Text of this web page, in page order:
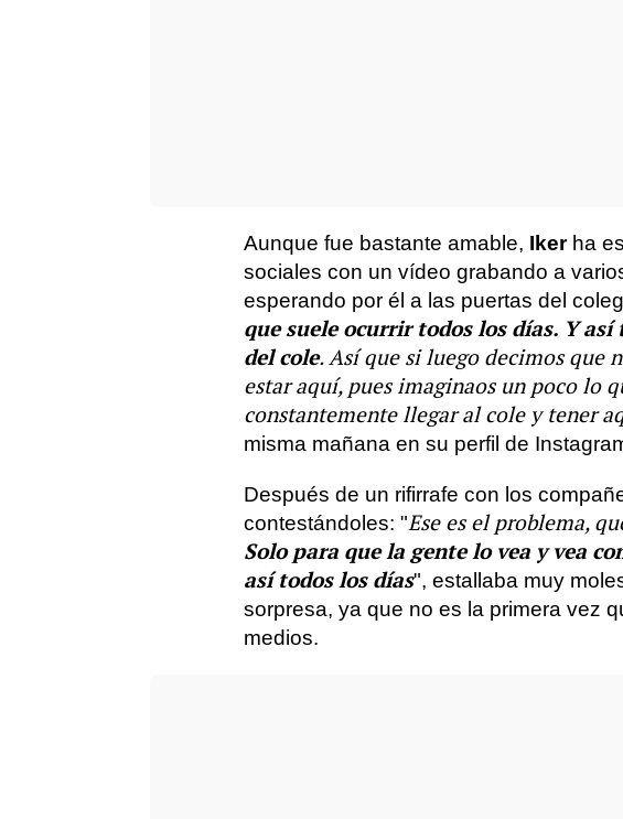
Aunque fue bastante amable, Ikerha
sociales con un vídeo grabando a
esperando por él a las puertas del
que suele ocurrir todos los días. Y
del cole. Así que si luego decimos que
estar aquí, pues imaginaos un poco lo
constantemente llegar al cole y tener
misma mañana en su perfil de
Después de un rifirrafe con los
contestándoles: "Ese es el problema,
Solo para que la gente lo vea y vea
así todos los días", estallaba muy
sorpresa, ya que no es la primera vez
medios.